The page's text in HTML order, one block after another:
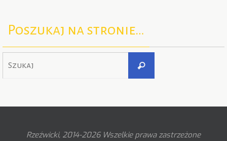
Poszukaj na stronie…
Szukaj
Rzeźwicki, 2014-2026 Wszelkie prawa zastrzeżone